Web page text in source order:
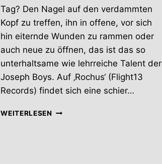
Tag? Den Nagel auf den verdammten
Kopf zu treffen, ihn in offene, vor sich
hin eiternde Wunden zu rammen oder
auch neue zu öffnen, das ist das so
unterhaltsame wie lehrreiche Talent der
Joseph Boys. Auf ‚Rochus‘ (Flight13
Records) findet sich eine schier…
WEITERLESENROCHUS